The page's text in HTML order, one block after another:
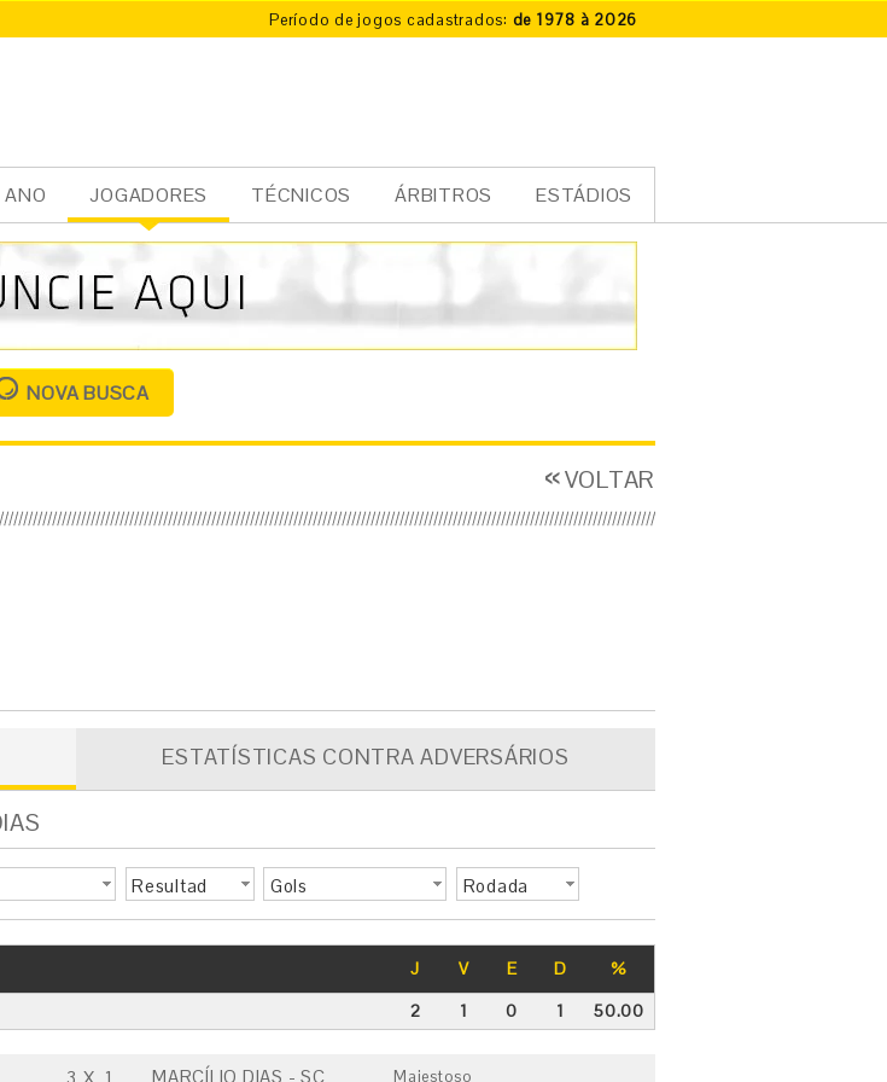
Período de jogos cadastrados: de 1978 à 2026
ANO JOGADORES TÉCNICOS ÁRBITROS ESTÁDIOS
cia
l
NOVA BUSCA
VOLTAR
ESTATÍSTICAS CONTRA ADVERSÁRIOS
Resultad
Gols Rodada
J V E D
%
2
1 0 1 50.00
MARCÍLIO DIAS - SC Majestoso